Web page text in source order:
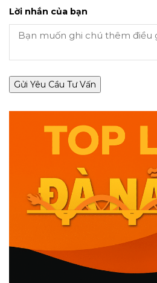
Lời nhắn của bạn
Gửi Yêu Cầu Tư Vấn